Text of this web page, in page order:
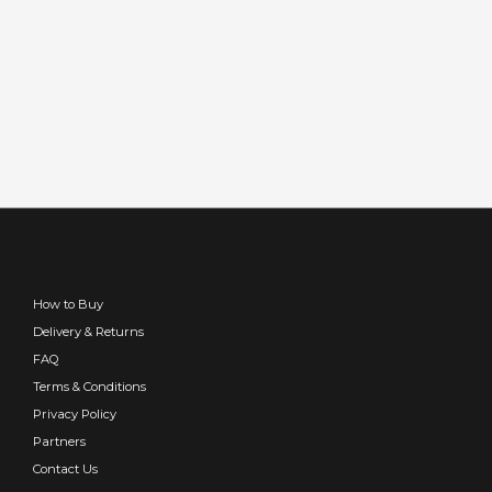
How to Buy
Delivery & Returns
FAQ
Terms & Conditions
Privacy Policy
Partners
Contact Us